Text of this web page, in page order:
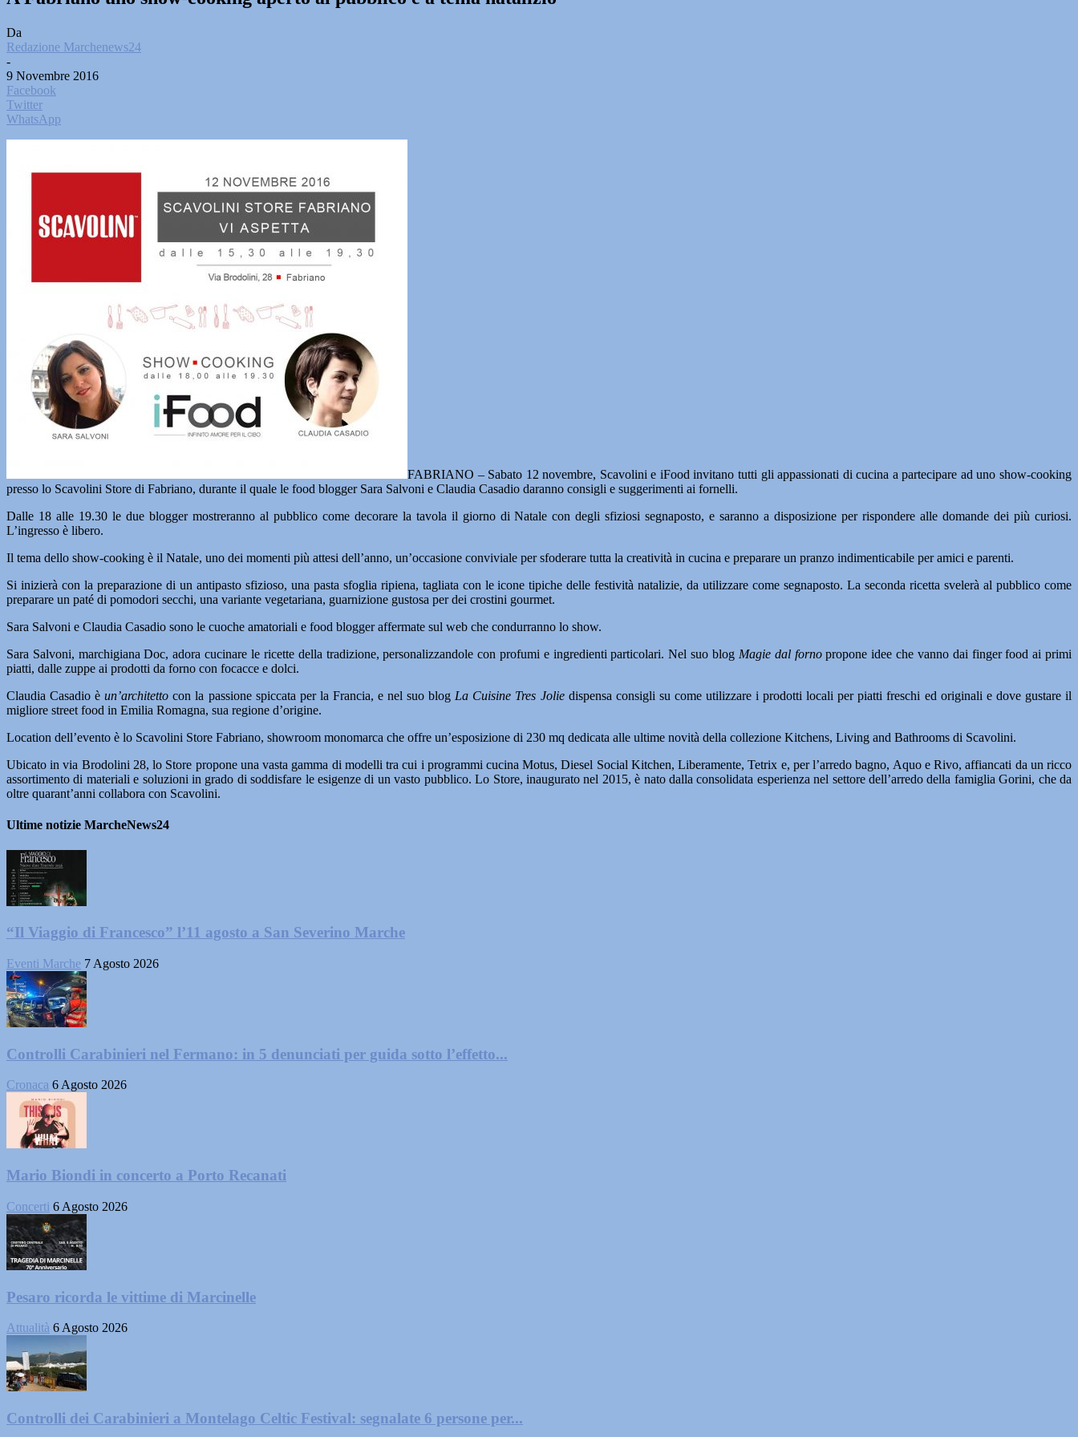
Da
Redazione Marchenews24
-
9 Novembre 2016
Facebook
Twitter
WhatsApp
FABRIANO – Sabato 12 novembre, Scavolini e iFood invitano tutti gli appassionati di cucina a partecipare ad uno show-cooking
presso lo Scavolini Store di Fabriano, durante il quale le food blogger Sara Salvoni e Claudia Casadio daranno consigli e suggerimenti ai fornelli.
Dalle 18 alle 19.30 le due blogger mostreranno al pubblico come decorare la tavola il giorno di Natale con degli sfiziosi segnaposto, e saranno a disposizione per rispondere alle domande dei più curiosi.
L’ingresso è libero.
Il tema dello show-cooking è il Natale, uno dei momenti più attesi dell’anno, un’occasione conviviale per sfoderare tutta la creatività in cucina e preparare un pranzo indimenticabile per amici e parenti.
Si inizierà con la preparazione di un antipasto sfizioso, una pasta sfoglia ripiena, tagliata con le icone tipiche delle festività natalizie, da utilizzare come segnaposto. La seconda ricetta svelerà al pubblico come
preparare un paté di pomodori secchi, una variante vegetariana, guarnizione gustosa per dei crostini gourmet.
Sara Salvoni e Claudia Casadio sono le cuoche amatoriali e food blogger affermate sul web che condurranno lo show.
Sara Salvoni, marchigiana Doc, adora cucinare le ricette della tradizione, personalizzandole con profumi e ingredienti particolari. Nel suo blog Magie dal fornopropone idee che vanno dai finger food ai primi
piatti, dalle zuppe ai prodotti da forno con focacce e dolci.
Claudia Casadio èun’architetto con la passione spiccata per la Francia, e nel suo blog La Cuisine Tres Jolie dispensa consigli su come utilizzare i prodotti locali per piatti freschi ed originali e dove gustare il
migliore street food in Emilia Romagna, sua regione d’origine.
Location dell’evento è lo Scavolini Store Fabriano, showroom monomarca che offre un’esposizione di 230 mq dedicata alle ultime novità della collezione Kitchens, Living and Bathrooms di Scavolini.
Ubicato in via Brodolini 28, lo Store propone una vasta gamma di modelli tra cui i programmi cucina Motus, Diesel Social Kitchen, Liberamente, Tetrix e, per l’arredo bagno, Aquo e Rivo, affiancati da un ricco
assortimento di materiali e soluzioni in grado di soddisfare le esigenze di un vasto pubblico. Lo Store, inaugurato nel 2015, è nato dalla consolidata esperienza nel settore dell’arredo della famiglia Gorini, che da
oltre quarant’anni collabora con Scavolini.
Ultime notizie MarcheNews24
“Il Viaggio di Francesco” l’11 agosto a San Severino Marche
Eventi Marche 7 Agosto 2026
Controlli Carabinieri nel Fermano: in 5 denunciati per guida sotto l’effetto...
Cronaca 6 Agosto 2026
Mario Biondi in concerto a Porto Recanati
Concerti 6 Agosto 2026
Pesaro ricorda le vittime di Marcinelle
Attualità 6 Agosto 2026
Controlli dei Carabinieri a Montelago Celtic Festival: segnalate 6 persone per...